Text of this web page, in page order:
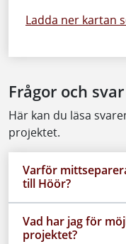
Ladda ner kartan
Frågor och svar
Här kan du läsa
projektet.
Varför
till Höör?
Vad har jag för
projektet?